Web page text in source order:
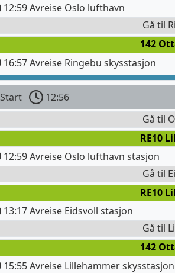
12:59 Avreise Oslo lufthavn
Gå til
142
16:57 Avreise Ringebu skysstasjon
Start 12:56
Gå til
RE10
12:59 Avreise Oslo lufthavn stasjon
Gå til
RE10
13:17 Avreise Eidsvoll stasjon
Gå til
142
15:55 Avreise Lillehammer skysstasjon